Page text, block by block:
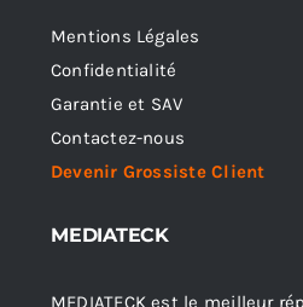
Mentions Légales
Confidentialité
Garantie et SAV
Contactez-nous
Devenir Grossiste Client
MEDIATECK